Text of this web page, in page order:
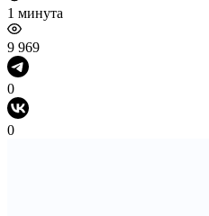
1 минута
9 969
0
0